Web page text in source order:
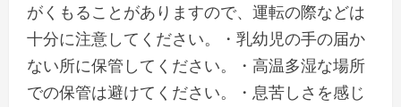
がくもることがありますので、運転の際などは
十分に注意してください。・乳幼児の手の届か
ない所に保管してください。・高温多湿な場所
での保管は避けてください。・息苦しさを感じ